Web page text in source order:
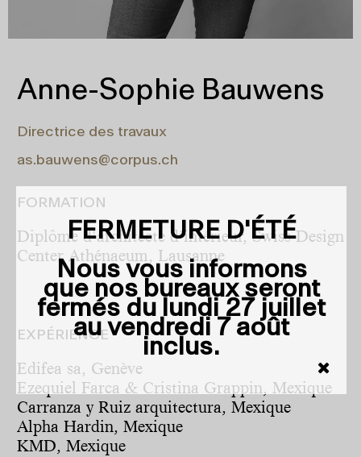
Anne-Sophie Bauwens
Directrice des travaux
as.bauwens@corpus.ch
FORMATION
Diplôme d'architecte d’intérieur, Swiss Design
Center Athénaeum, Lausanne
EXPÉRIENCE
Edifea sa, Genève
Ezequiel Farca & Cristina Grappin, Mexique
Carranza y Ruiz arquitectura, Mexique
Alpha Hardin, Mexique
KMD, Mexique
FERMETURE D'ÉTÉ
Nous vous informons
que nos bureaux seront
fermés dulundi 27 juillet
au vendredi 7 août
inclus.